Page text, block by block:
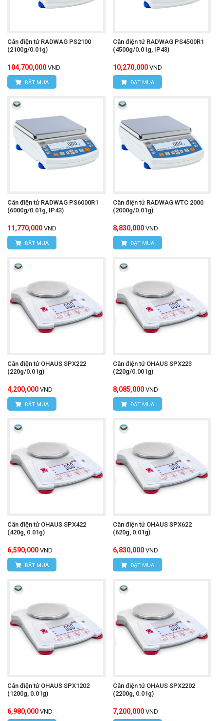
Cân điện tử RADWAG PS2100
(2100g/0.01g)
104,700,000 VND
ĐẶT MUA
Cân điện tử RADWAG PS4500R1
(4500g/0.01g, IP43)
10,270,000 VND
ĐẶT MUA
Cân điện tử RADWAG PS6000R1
(6000g/0.01g, IP43)
11,770,000 VND
ĐẶT MUA
Cân điện tử RADWAG WTC 2000
(2000g/0.01g)
8,830,000 VND
ĐẶT MUA
Cân điện tử OHAUS SPX222
(220g/0.01g)
4,200,000 VND
ĐẶT MUA
Cân điện tử OHAUS SPX223
(220g/0.001g)
8,085,000 VND
ĐẶT MUA
Cân điện tử OHAUS SPX422
(420g, 0.01g)
6,590,000 VND
ĐẶT MUA
Cân điện tử OHAUS SPX622
(620g, 0.01g)
6,830,000 VND
ĐẶT MUA
Cân điện tử OHAUS SPX1202
(1200g, 0.01g)
6,980,000 VND
Cân điện tử OHAUS SPX2202
(2200g, 0.01g)
7,200,000 VND